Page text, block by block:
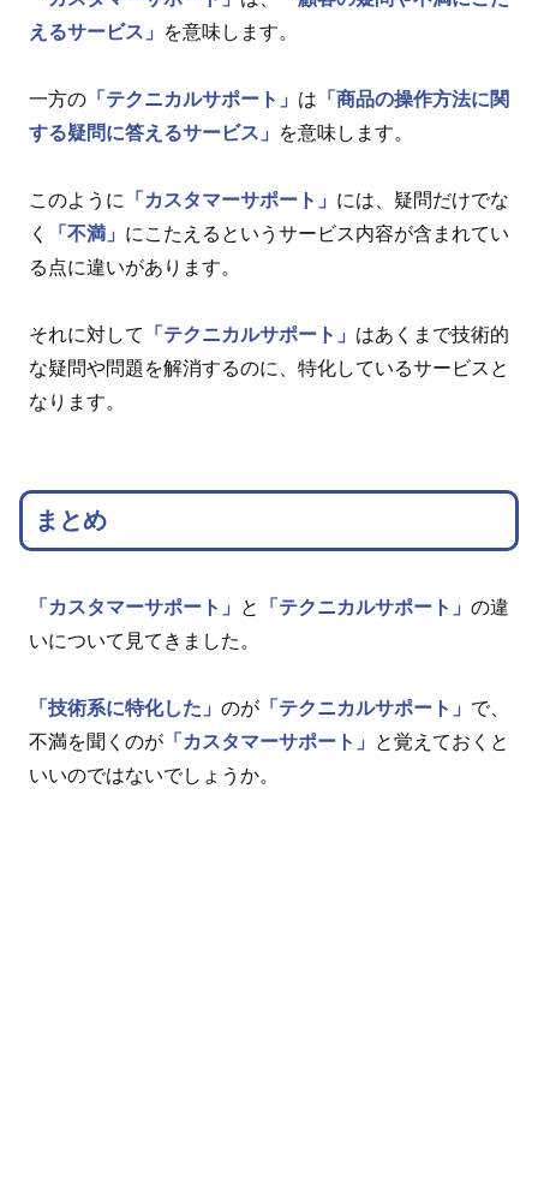
えるサービス」
を意味します。
一方の 「テクニカルサポート」 は 「商品の操作方法に関
する疑問に答えるサービス」
を意味します。
このように 「カスタマーサポート」 には、疑問だけでな
く
「不満」 にこたえるというサービス内容が含まれてい
る点に違いがあります。
それに対して 「テクニカルサポート」 はあくまで技術的
な疑問や問題を解消するのに、特化しているサービスと
なります。
まとめ
「カスタマーサポート」 と 「テクニカルサポート」 の違
いについて見てきました。
「技術系に特化した」 のが 「テクニカルサポート」 で、
不満を聞くのが 「カスタマーサポート」
と覚えておくと
いいのではないでしょうか。